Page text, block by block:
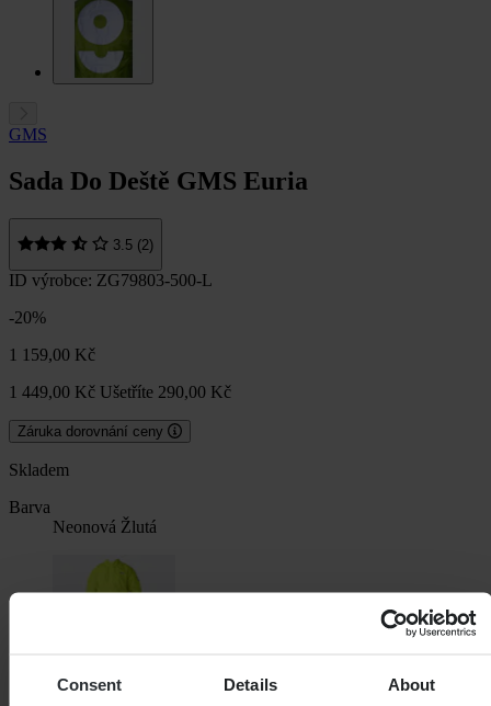
Consent Details About
GMS
Sada Do Deště GMS Euria
3.5 (2)
ID výrobce: ZG79803-500-L
-20%
1 159,00 Kč
1 449,00 Kč Ušetříte 290,00 Kč
Záruka dorovnání ceny
Skladem
Barva
Neonová Žlutá